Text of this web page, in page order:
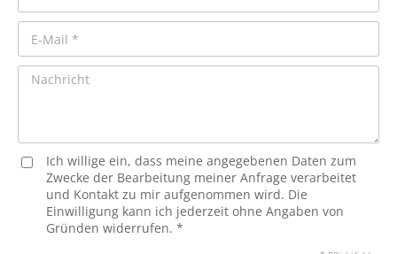
Ich willige ein, dass meine angegebenen Daten zum
Zwecke der Bearbeitung meiner Anfrage verarbeitet
und Kontakt zu mir aufgenommen wird. Die
Einwilligung kann ich jederzeit ohne Angaben von
Gründen widerrufen. *